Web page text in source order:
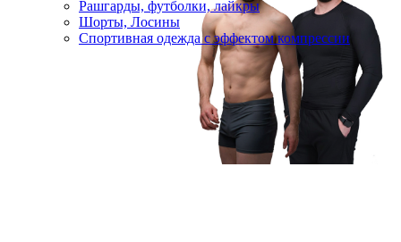
Рашгарды, футболки, лайкры
Шорты, Лосины
Спортивная одежда с эффектом компрессии